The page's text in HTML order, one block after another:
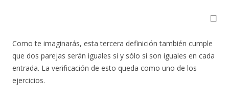
◻
Como te imaginarás, esta tercera definición también cumple
que dos parejas serán iguales si y sólo si son iguales en cada
entrada. La verificación de esto queda como uno de los
ejercicios.